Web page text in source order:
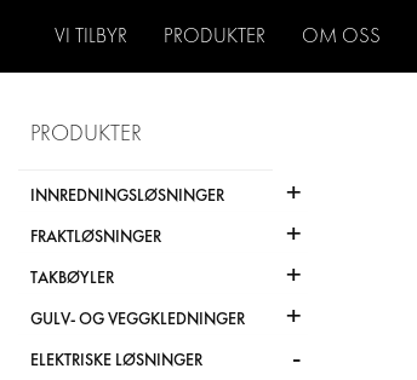
VI TILBYR PRODUKTER OM OSS
PRODUKTER
INNREDNINGSLØSNINGER +
FRAKTLØSNINGER +
TAKBØYLER +
GULV- OG VEGGKLEDNINGER +
ELEKTRISKE LØSNINGER -